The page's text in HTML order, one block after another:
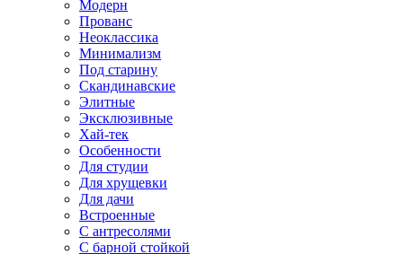
Модерн
Прованс
Неоклассика
Минимализм
Под старину
Скандинавские
Элитные
Эксклюзивные
Хай-тек
Особенности
Для студии
Для хрущевки
Для дачи
Встроенные
С антресолями
С барной стойкой